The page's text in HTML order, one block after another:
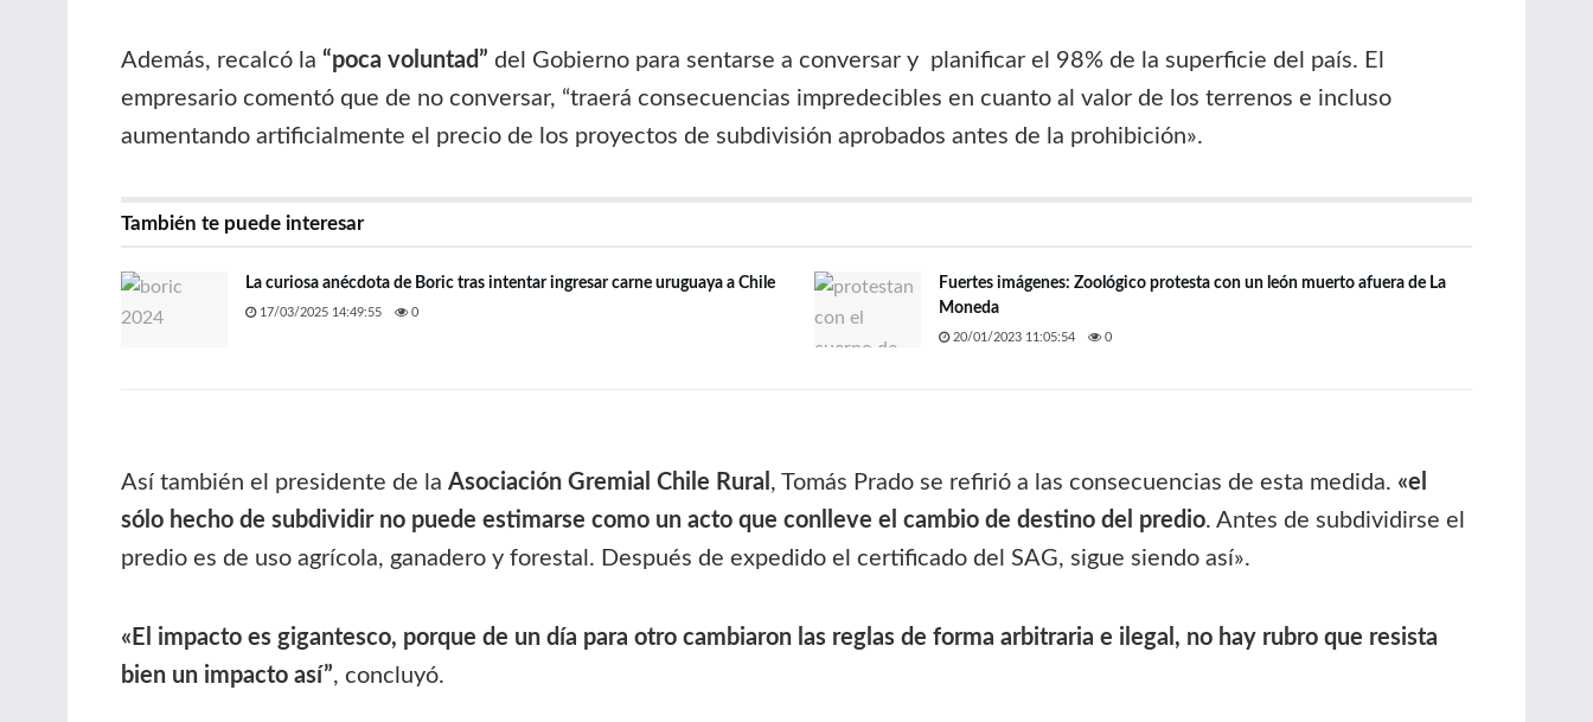
Además, recalcó la “poca voluntad” del Gobierno para sentarse a conversar y planificar el 98% de la superficie del país. El
empresario comentó que de no conversar, “traerá consecuencias impredecibles en cuanto al valor de los terrenos e incluso
aumentando artificialmente el precio de los proyectos de subdivisión aprobados antes de la prohibición».
También te puede interesar
La curiosa anécdota de Boric tras intentar ingresar carne uruguaya a Chile
17/03/2025 14:49:55 0
Fuertes imágenes: Zoológico protesta con un león muerto afuera de La
Moneda
20/01/2023 11:05:54 0
Así también el presidente de la Asociación Gremial Chile Rural , Tomás Prado se refirió a las consecuencias de esta medida. «el
sólo hecho de subdividir no puede estimarse como un acto que conlleve el cambio de destino del predio. Antes de subdividirse el
predio es de uso agrícola, ganadero y forestal. Después de expedido el certificado del SAG, sigue siendo así».
«El impacto es gigantesco, porque de un día para otro cambiaron las reglas de forma arbitraria e ilegal, no hay rubro que resista
bien un impacto así”, concluyó.